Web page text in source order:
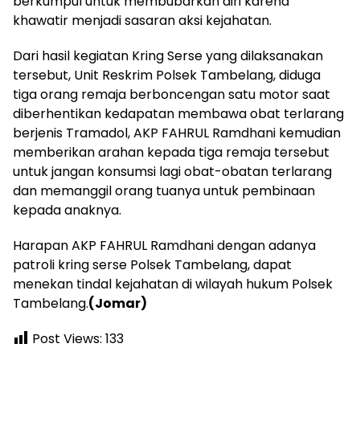
khawatir menjadi sasaran aksi kejahatan.
Dari hasil kegiatan Kring Serse yang dilaksanakan
tersebut, Unit Reskrim Polsek Tambelang, diduga
tiga orang remaja berboncengan satu motor saat
diberhentikan kedapatan membawa obat terlarang
berjenis Tramadol, AKP FAHRUL Ramdhani kemudian
memberikan arahan kepada tiga remaja tersebut
untuk jangan konsumsi lagi obat-obatan terlarang
dan memanggil orang tuanya untuk pembinaan
kepada anaknya.
Harapan AKP FAHRUL Ramdhani dengan adanya
patroli kring serse Polsek Tambelang, dapat
menekan tindal kejahatan di wilayah hukum Polsek
Tambelang.(Jomar)
Post Views: 133